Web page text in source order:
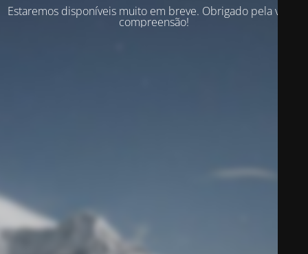
Estaremos disponíveis muito em breve. Obrigado pela vossa
compreensão!